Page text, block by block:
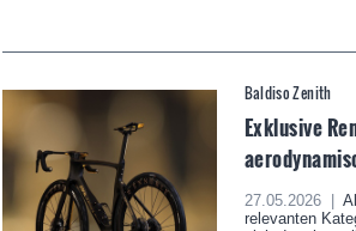
Baldiso Zenith
Exklusive
27.05.2026 |
relevanten